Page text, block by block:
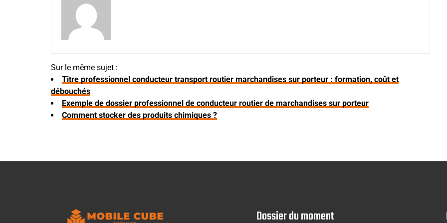
Sur le même sujet :
Titre professionnel conducteur transport routier marchandises sur porteur : formation, coût et
débouchés
Exemple de dossier professionnel de conducteur routier de marchandises sur porteur
Comment stocker des produits chimiques ?
Dossier du moment